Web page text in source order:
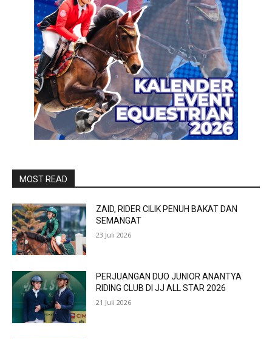
MOST READ
ZAID, RIDER CILIK PENUH BAKAT DAN
SEMANGAT
23 Juli 2026
PERJUANGAN DUO JUNIOR ANANTYA
RIDING CLUB DI JJ ALL STAR 2026
21 Juli 2026